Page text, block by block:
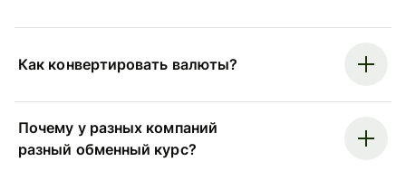
Как конвертировать валюты?
Почему у разных компаний
разный обменный курс?